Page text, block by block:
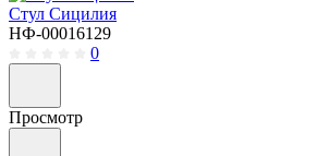
Стул Сицилия
НФ-00016129
0
Просмотр